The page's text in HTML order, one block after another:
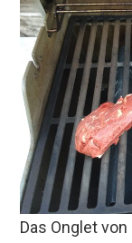
Das Onglet